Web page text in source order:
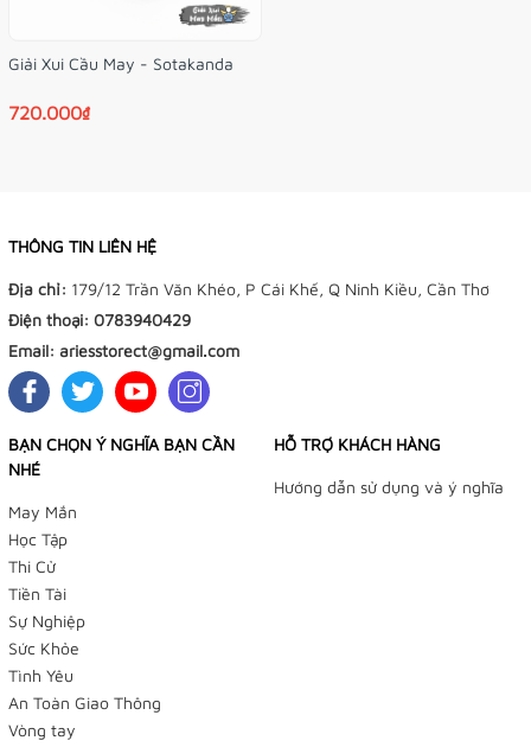
Giải Xui Cầu May - Sotakanda
720.000₫
THÔNG TIN LIÊN HỆ
Địa chỉ: 179/12 Trần Văn Khéo, P Cái Khế, Q Ninh Kiều, Cần Thơ
Điện thoại: 0783940429
Email: ariesstorect@gmail.com
BẠN CHỌN Ý NGHĨA BẠN CẦN
NHÉ
May Mắn
Học Tập
Thi Cử
Tiền Tài
Sự Nghiệp
Sức Khỏe
Tình Yêu
An Toàn Giao Thông
Vòng tay
HỖ TRỢ KHÁCH HÀNG
Hướng dẫn sử dụng và ý nghĩa